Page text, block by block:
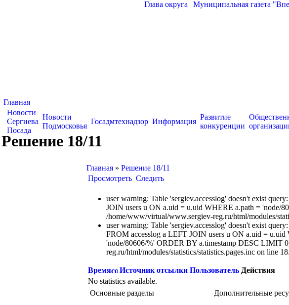
Глава округа Муниципальная газета
Главная
Новости
Сергиева
Посада
Новости
Подмосковья
Госадмтехнадзор Информация
Развитие
конкуренции
Решение 18/11
Главная » Решение 18/11
Просмотреть Следить
user warning: Table 'sergiev.accesslog' doesn't exist
JOIN users u ON a.uid = u.uid WHERE a.path = 'node/
/home/www/virtual/www.sergiev-reg.ru/html/modules/
user warning: Table 'sergiev.accesslog' doesn't exist
FROM accesslog a LEFT JOIN users u ON a.uid =
'node/80606/%' ORDER BY a.timestamp DESC LIMIT
reg.ru/html/modules/statistics/statistics.pages.inc on line 18.
Время Источник отсылки Пользователь Действия
No statistics available.
Основные разделы
Дополнительные